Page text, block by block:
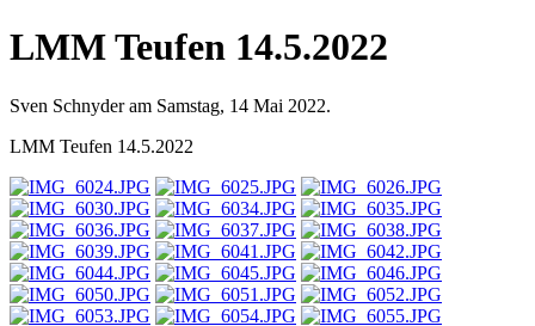
LMM Teufen 14.5.2022
Sven Schnyder am Samstag, 14 Mai 2022.
LMM Teufen 14.5.2022